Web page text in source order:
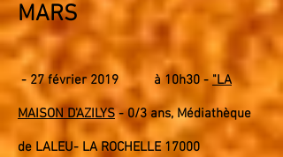
MARS
- 27février 2019 à 10h30 -"LA
MAISON D'AZILYS- 0/3 ans, Médiathèque
de LALEU- LA ROCHELLE 17000